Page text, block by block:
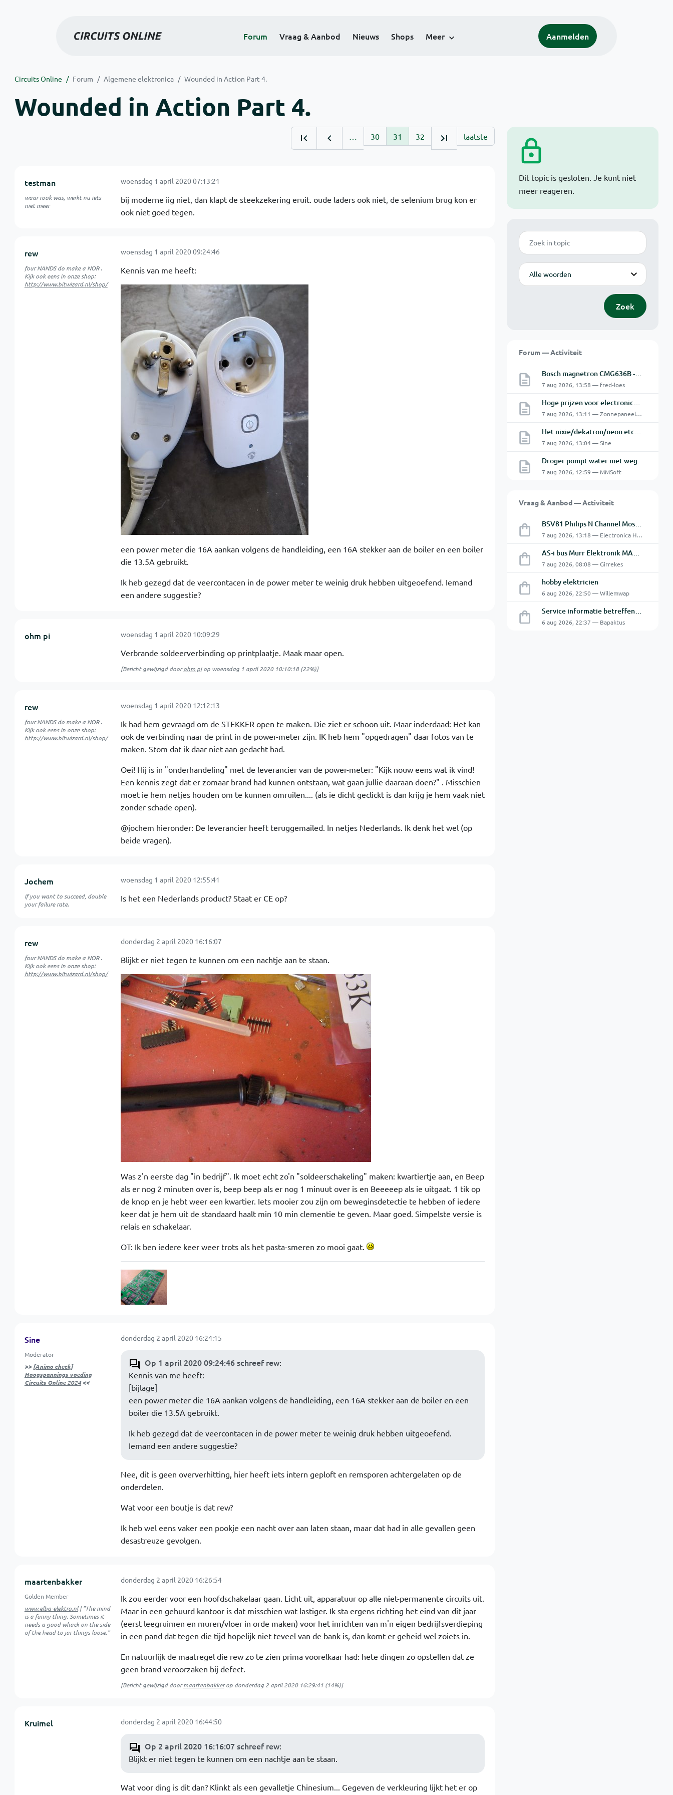
Forum Vraag & Aanbod Nieuws Shops Meer Aanmelden
Circuits Online Forum Algemene elektronica Wounded in Action Part 4.
Wounded in Action Part 4.
Dit topic is gesloten. Je kunt niet
meer reageren.
Zoek
Modus
Zoek
Forum — Activiteit
Bosch magnetron CMG636B - 2 De oven doet het niet goed.
7 aug 2026, 13:58 — fred-loes
Hoge prijzen voor electronica hobbyisten
7 aug 2026, 13:11 — Zonnepaneeltje
Het nixie/dekatron/neon etc. topic Part 3
7 aug 2026, 13:04 — Sine
Droger pompt water niet weg.
7 aug 2026, 12:59 — MMSoft
Vraag & Aanbod — Activiteit
BSV81 Philips N Channel Mosfet Transistors.
7 aug 2026, 13:18 — Electronica Hobbyist
AS-i bus Murr Elektronik MASI20 AS-Interface I/O-module 56440
7 aug 2026, 08:08 — Girrekes
hobby elektricien
6 aug 2026, 22:50 — Willemwap
Service informatie betreffende een GFC-8010 van GW
6 aug 2026, 22:37 — Bapaktus
… 30 31 32 laatste
testman
waar rook was, werkt nu iets
niet meer
woensdag 1 april 2020 07:13:21
bij moderne iig niet, dan klapt de steekzekering eruit. oude laders ook niet, de selenium brug kon er
ook niet goed tegen.
rew
four NANDS do make a NOR .
Kijk ook eens in onze shop:
http://www.bitwizard.nl/shop/
woensdag 1 april 2020 09:24:46
Kennis van me heeft:
een power meter die 16A aankan volgens de handleiding, een 16A stekker aan de boiler en een boiler
die 13.5A gebruikt.
Ik heb gezegd dat de veercontacen in de power meter te weinig druk hebben uitgeoefend. Iemand
een andere suggestie?
ohm pi woensdag 1 april 2020 10:09:29
Verbrande soldeerverbinding op printplaatje. Maak maar open.
[Bericht gewijzigd doorohm piop woensdag 1 april 2020 10:10:18(22%)]
rew
four NANDS do make a NOR .
Kijk ook eens in onze shop:
http://www.bitwizard.nl/shop/
woensdag 1 april 2020 12:12:13
Ik had hem gevraagd om de STEKKER open te maken. Die ziet er schoon uit. Maar inderdaad: Het kan
ook de verbinding naar de print in de power-meter zijn. IK heb hem "opgedragen" daar fotos van te
maken. Stom dat ik daar niet aan gedacht had.
Oei! Hij is in "onderhandeling" met de leverancier van de power-meter: "Kijk nouw eens wat ik vind!
Een kennis zegt dat er zomaar brand had kunnen ontstaan, wat gaan jullie daaraan doen?" . Misschien
moet ie hem netjes houden om te kunnen omruilen.... (als ie dicht geclickt is dan krijg je hem vaak niet
zonder schade open).
@jochem hieronder: De leverancier heeft teruggemailed. In netjes Nederlands. Ik denk het wel (op
beide vragen).
Jochem
If you want to succeed, double
your failure rate.
woensdag 1 april 2020 12:55:41
Is het een Nederlands product? Staat er CE op?
rew
four NANDS do make a NOR .
Kijk ook eens in onze shop:
http://www.bitwizard.nl/shop/
donderdag 2 april 2020 16:16:07
Blijkt er niet tegen te kunnen om een nachtje aan te staan.
Was z'n eerste dag "in bedrijf". Ik moet echt zo'n "soldeerschakeling" maken: kwartiertje aan, en Beep
als er nog 2 minuten over is, beep beep als er nog 1 minuut over is en Beeeeep als ie uitgaat. 1 tik op
de knop en je hebt weer een kwartier. Iets mooier zou zijn om beweginsdetectie te hebben of iedere
keer dat je hem uit de standaard haalt min 10 min clementie te geven. Maar goed. Simpelste versie is
relais en schakelaar.
OT: Ik ben iedere keer weer trots als het pasta-smeren zo mooi gaat.
Sine
Moderator
>> [Animo check]
Hoogspannings voeding
Circuits Online 2024<<
donderdag 2 april 2020 16:24:15
Op 1 april 2020 09:24:46 schreef rew:
Kennis van me heeft:
[bijlage]
een power meter die 16A aankan volgens de handleiding, een 16A stekker aan de boiler en een
boiler die 13.5A gebruikt.
Ik heb gezegd dat de veercontacen in de power meter te weinig druk hebben uitgeoefend.
Iemand een andere suggestie?
Nee, dit is geen oververhitting, hier heeft iets intern geploft en remsporen achtergelaten op de
onderdelen.
Wat voor een boutje is dat rew?
Ik heb wel eens vaker een pookje een nacht over aan laten staan, maar dat had in alle gevallen geen
desastreuze gevolgen.
maartenbakker
Golden Member
www.elba-elektro.nl| "The mind
is a funny thing. Sometimes it
needs a good whack on the side
of the head to jar things loose."
donderdag 2 april 2020 16:26:54
Ik zou eerder voor een hoofdschakelaar gaan. Licht uit, apparatuur op alle niet-permanente circuits uit.
Maar in een gehuurd kantoor is dat misschien wat lastiger. Ik sta ergens richting het eind van dit jaar
(eerst leegruimen en muren/vloer in orde maken) voor het inrichten van m'n eigen bedrijfsverdieping
in een pand dat tegen die tijd hopelijk niet teveel van de bank is, dan komt er geheid wel zoiets in.
En natuurlijk de maatregel die rew zo te zien prima voorelkaar had: hete dingen zo opstellen dat ze
geen brand veroorzaken bij defect.
[Bericht gewijzigd doormaartenbakkerop donderdag 2 april 2020 16:29:41(14%)]
Kruimel donderdag 2 april 2020 16:44:50
Op 2 april 2020 16:16:07 schreef rew:
Blijkt er niet tegen te kunnen om een nachtje aan te staan.
Wat voor ding is dit dan? Klinkt als een gevalletje Chinesium... Gegeven de verkleuring lijkt het er op